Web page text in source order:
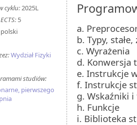
cyklu:2025L
5
Wydział Fizyki
studiów:
pierwszego
a.
b. Typy,
c. Wyrażenia
d. Konwersja
e. Instrukcje
f. Instrukcje
g. Wskaźniki
h. Funkcje
i. Biblioteka